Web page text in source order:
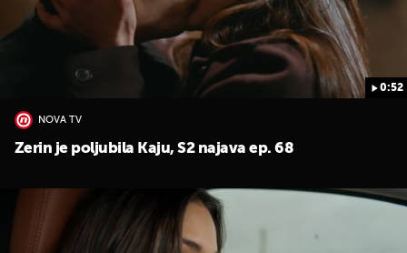
0:52
NOVA TV
Zerin je poljubila Kaju, S2 najava ep. 68